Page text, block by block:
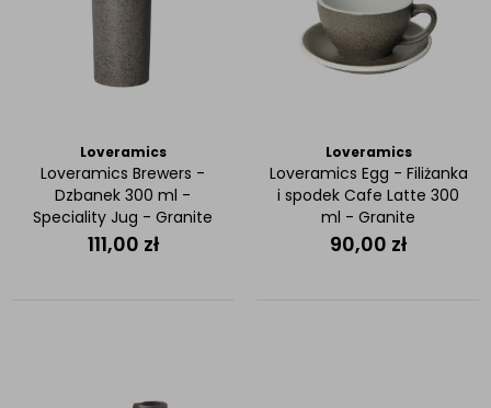
Loveramics
Loveramics Brewers -
Dzbanek 300 ml -
Speciality Jug - Granite
111,00 zł
Loveramics
Loveramics Egg - Filiżanka
i spodek Cafe Latte 300
ml - Granite
90,00 zł